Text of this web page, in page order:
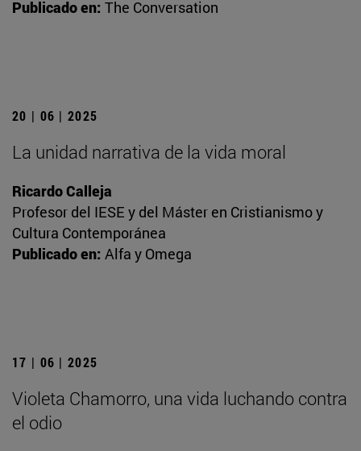
Publicado en: The Conversation
20 | 06 | 2025
La unidad narrativa de la vida moral
Ricardo Calleja
Profesor del IESE y del Máster en Cristianismo y
Cultura Contemporánea
Publicado en: Alfa y Omega
17 | 06 | 2025
Violeta Chamorro, una vida luchando contra
el odio